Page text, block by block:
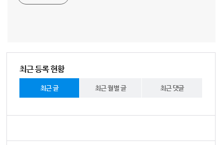
최근 등록 현황
최근 글 최근 월별 글 최근 댓글